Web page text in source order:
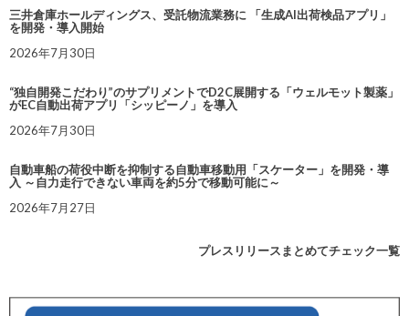
三井倉庫ホールディングス、受託物流業務に 「生成AI出荷検品アプリ」
を開発・導入開始
2026年7月30日
“独自開発こだわり”のサプリメントでD2C展開する「ウェルモット製薬」
がEC自動出荷アプリ「シッピーノ」を導入
2026年7月30日
自動車船の荷役中断を抑制する自動車移動用「スケーター」を開発・導
入 ～自力走行できない車両を約5分で移動可能に～
2026年7月27日
プレスリリースまとめてチェック一覧